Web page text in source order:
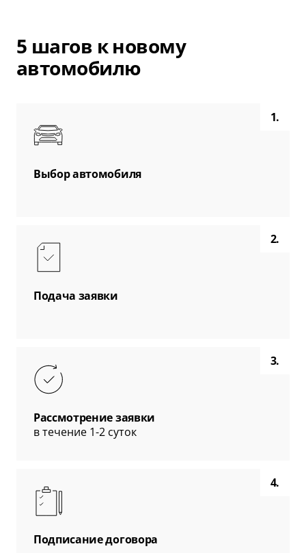
5 шагов к новому
автомобилю
1.
Выбор автомобиля
2.
Подача заявки
3.
Рассмотрение заявки
в течение 1-2 суток
4.
Подписание договора